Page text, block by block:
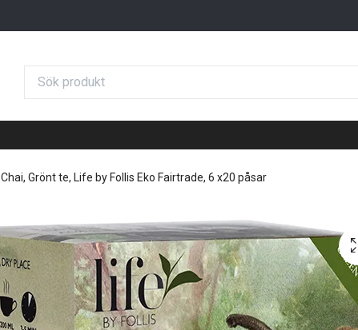
Chai, Grönt te, Life by Follis Eko Fairtrade, 6 x20 påsar